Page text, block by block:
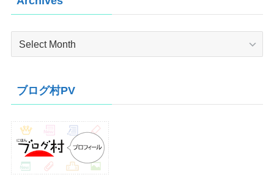
ブログ村PV